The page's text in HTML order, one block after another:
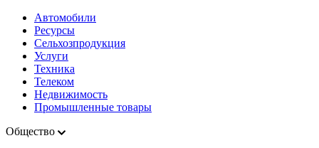
Автомобили
Ресурсы
Сельхозпродукция
Услуги
Техника
Телеком
Недвижимость
Промышленные товары
Общество